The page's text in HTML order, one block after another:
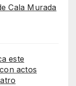
Cala Murada
este
actos